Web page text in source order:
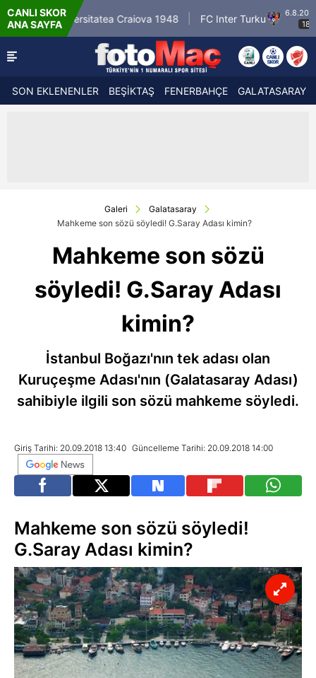
CANLI SKOR
ANA SAYFA
Universitatea Craiova 1948 FC Inter Turku
6.8.2026 - Per
18:00
SON EKLENENLER BEŞİKTAŞ FENERBAHÇE GALATASARAY
Galeri
Galatasaray
Mahkeme son sözü söyledi! G.Saray Adası kimin?
Mahkeme son sözü
söyledi! G.Saray Adası
kimin?
İstanbul Boğazı'nın tek adası olan
Kuruçeşme Adası'nın (Galatasaray Adası)
sahibiyle ilgili son sözü mahkeme söyledi.
Giriş Tarihi: 20.09.2018 13:40 Güncelleme Tarihi: 20.09.2018 14:00
Mahkeme son sözü söyledi!
G.Saray Adası kimin?